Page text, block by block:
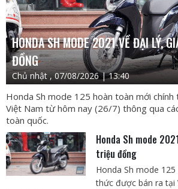
HONDA SH MODE 2021 VỀ ĐẠI LÝ,
ĐỒNG
Chủ nhật , 07/08/2026 | 13:40
Honda Sh mode 125 hoàn toàn mới
Việt Nam từ hôm nay (26/7) thông qua
toàn quốc.
Honda Sh mode
triệu đồng
Honda Sh mode
thức được bán ra